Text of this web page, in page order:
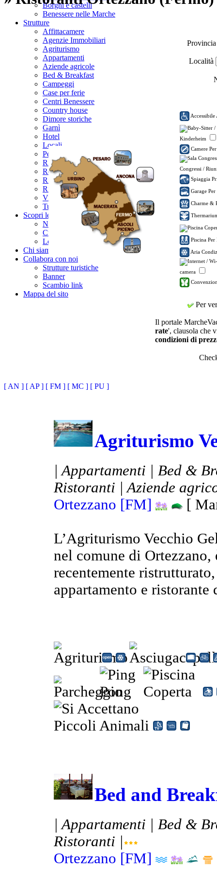
Borghi e castelli
Benessere nelle Marche
Strutture
Affittacamere
Agenzie Immobiliari
Agriturismo
Appartamenti
Aziende agricole
Bed & Breakfast
Campeggi
Case per ferie
Centri Benessere
Country house
Dimore storiche
Garnì
Hotel
Locali
Pensioni
R.T.A.
Residences
Rifugi
Ristoranti
Villaggi turistici
Tutte le categorie...
Scopri le Marche
News / Eventi
CuriositÃ
LocalitÃ
Chi siamo
Collabora con noi
Strutture turistiche
Banner
Scambio link
Mappa del sito
Località
Kinderheim
Camere
Congressi /
Spiaggia
Garage
Charme &
Piscina
Aria
camera
Per
Il portale
rate', clausola che
condizioni di
[ AN ] [ AP ] [ FM ] [ MC ] [ PU ]
Agriturismo
| Appartamenti | Bed &
Ristoranti | Aziende
Ortezzano [FM]
[
L’Agriturismo Vecchio
nel comune di Ortezzano,
recentemente
appartamento e ristorante
Bed and
| Appartamenti | Bed &
Ristoranti |
Ortezzano [FM]